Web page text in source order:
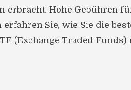
erbracht. Hohe Gebühren
erfahren Sie, wie Sie die
(Exchange Traded